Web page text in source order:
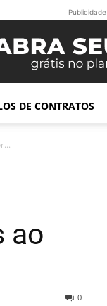
Publicidade
DE CONTRATOS
ao
0